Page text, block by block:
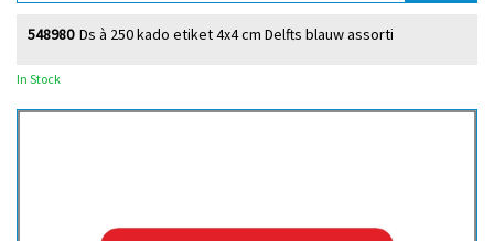
Ds à 250 kado etiket 4x4 cm Delfts blauw assorti
548980
In Stock